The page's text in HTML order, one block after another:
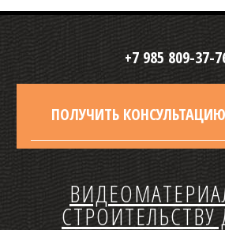
+7 985 809-37-
ПОЛУЧИТЬ